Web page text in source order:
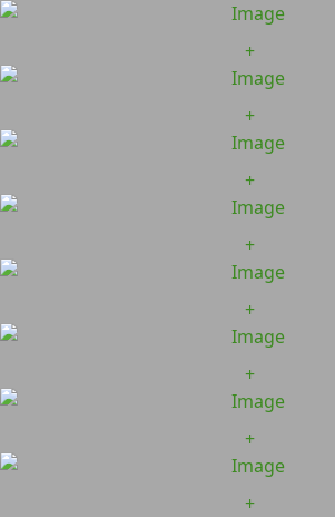
+
+
+
+
+
+
+
+